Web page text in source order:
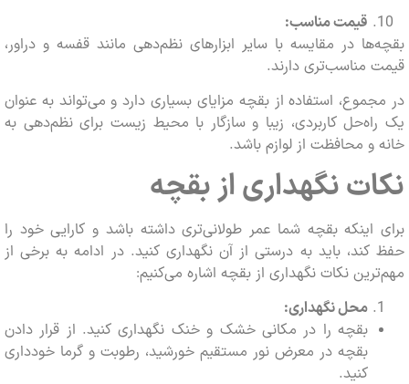
قیمت مناسب:
در مقایسه با سایر ابزارهای نظم‌دهی مانند قفسه و دراور،
مناسب‌تری دارند.
استفاده از بقچه مزایای بسیاری دارد و می‌تواند به عنوان
کاربردی، زیبا و سازگار با محیط زیست برای نظم‌دهی به
محافظت از لوازم باشد.
نگهداری از بقچه
اینکه بقچه شما عمر طولانی‌تری داشته باشد و کارایی خود را
باید به درستی از آن نگهداری کنید. در ادامه به برخی از
نکات نگهداری از بقچه اشاره می‌کنیم:
محل نگهداری:
بقچه را در مکانی خشک و خنک نگهداری کنید. از قرار دادن
بقچه در معرض نور مستقیم خورشید، رطوبت و گرما خودداری